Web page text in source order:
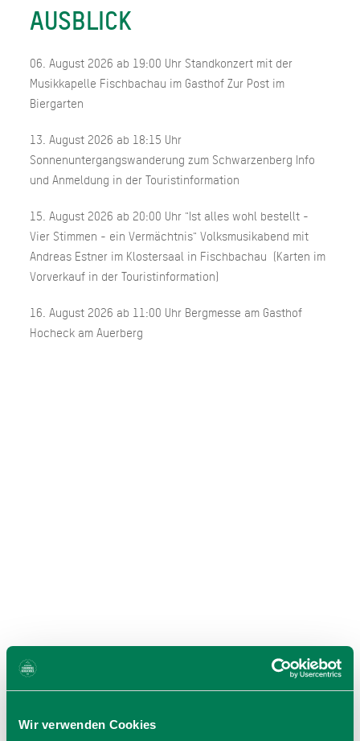
Wir verwenden Cookies
AUSBLICK
06. August 2026 ab 19:00 Uhr Standkonzert mit der
Musikkapelle Fischbachau im Gasthof Zur Post im
Biergarten
13. August 2026 ab 18:15 Uhr
Sonnenuntergangswanderung zum Schwarzenberg Info
und Anmeldung in der Touristinformation
15. August 2026 ab 20:00 Uhr "Ist alles wohl bestellt -
Vier Stimmen - ein Vermächtnis" Volksmusikabend mit
Andreas Estner im Klostersaal in Fischbachau (Karten im
Vorverkauf in der Touristinformation)
16. August 2026 ab 11:00 Uhr Bergmesse am Gasthof
Hocheck am Auerberg